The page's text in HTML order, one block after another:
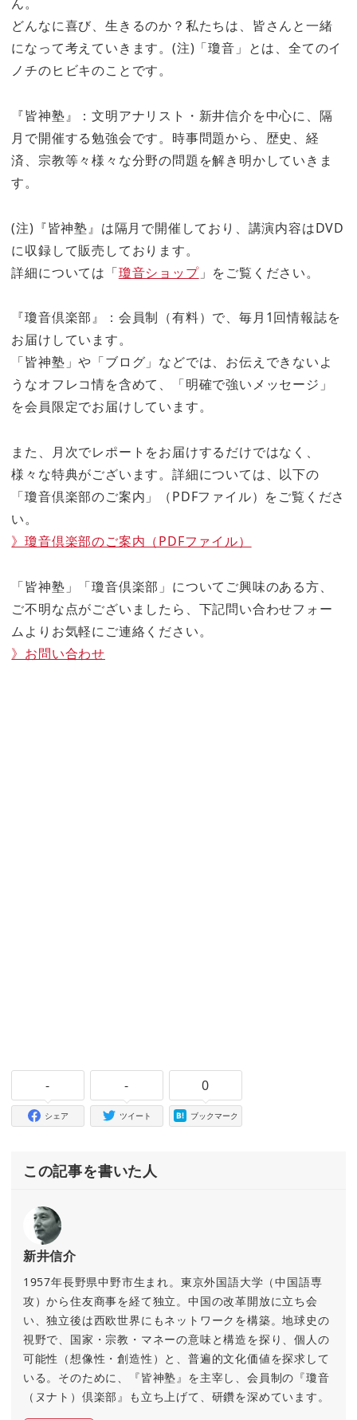
どんなに喜び、生きるのか？私たちは、皆さんと一緒
になって考えていきます。(注)「瓊音」とは、全てのイ
ノチのヒビキのことです。
『皆神塾』：文明アナリスト・新井信介を中心に、隔
月で開催する勉強会です。時事問題から、歴史、経
済、宗教等々様々な分野の問題を解き明かしていきま
す。
(注)『皆神塾』は隔月で開催しており、講演内容はDVD
に収録して販売しております。
詳細については「瓊音ショップ」をご覧ください。
『瓊音倶楽部』：会員制（有料）で、毎月1回情報誌を
お届けしています。
「皆神塾」や「ブログ」などでは、お伝えできないよ
うなオフレコ情を含めて、「明確で強いメッセージ」
を会員限定でお届けしています。
また、月次でレポートをお届けするだけではなく、
様々な特典がございます。詳細については、以下の
「瓊音倶楽部のご案内」（PDFファイル）をご覧くださ
い。
》瓊音倶楽部のご案内（PDFファイル）
「皆神塾」「瓊音倶楽部」についてご興味のある方、
ご不明な点がございましたら、下記問い合わせフォー
ムよりお気軽にご連絡ください。
》お問い合わせ
-
シェア
-
ツイート
0
ブックマーク
この記事を書いた人
新井信介
1957年長野県中野市生まれ。東京外国語大学（中国語専
攻）から住友商事を経て独立。中国の改革開放に立ち会
い、独立後は西欧世界にもネットワークを構築。地球史の
視野で、国家・宗教・マネーの意味と構造を探り、個人の
可能性（想像性・創造性）と、普遍的文化価値を探求して
いる。そのために、『皆神塾』を主宰し、会員制の『瓊音
（ヌナト）倶楽部』も立ち上げて、研鑽を深めています。